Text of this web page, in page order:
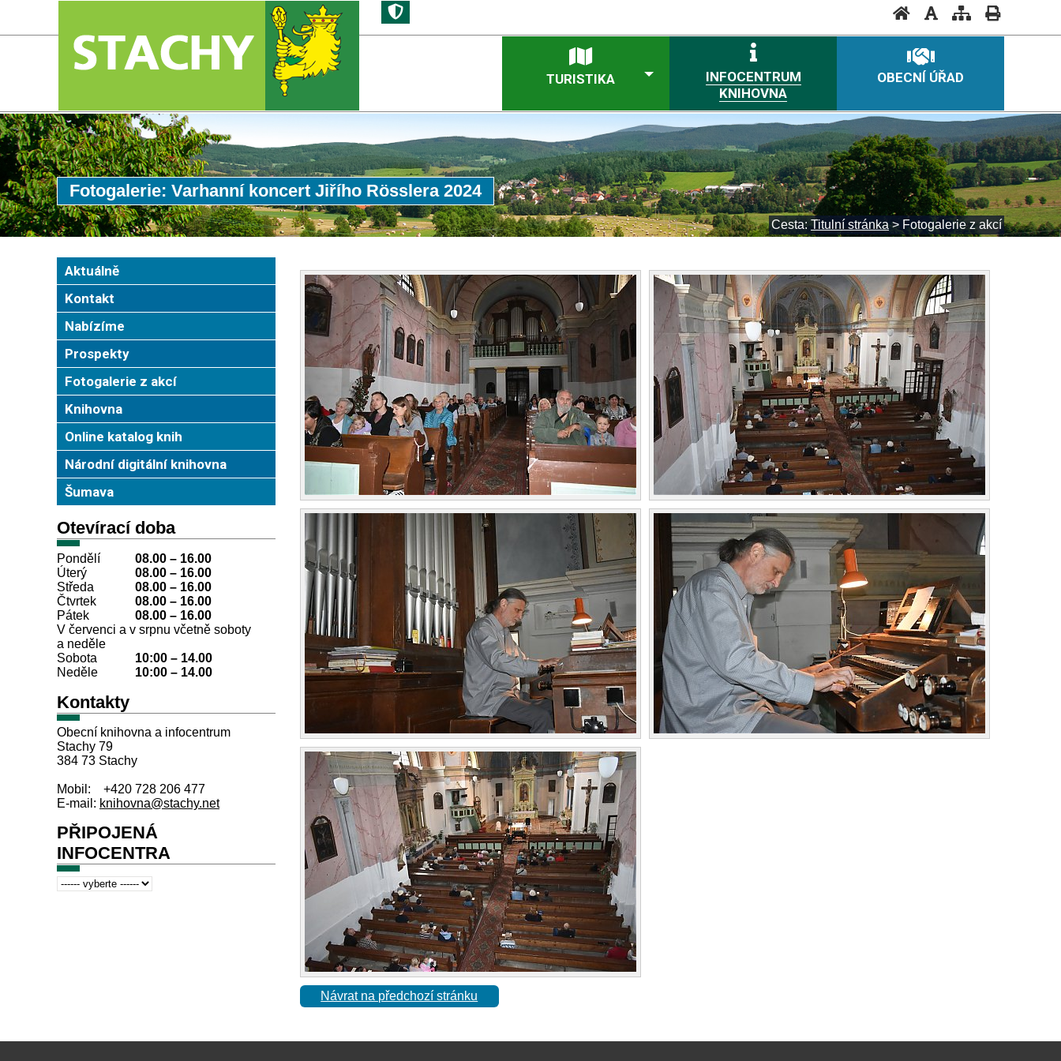
TURISTIKA
INFOCENTRUM
KNIHOVNA
OBECNÍ ÚŘAD
Fotogalerie: Varhanní koncert Jiřího Rösslera 2024
Cesta: Titulní stránka> Fotogalerie z akcí
Aktuálně
Kontakt
Nabízíme
Prospekty
Fotogalerie z akcí
Knihovna
Online katalog knih
Národní digitální knihovna
Šumava
Otevírací doba
Pondělí
08.00 – 16.00
Úterý
08.00 – 16.00
Středa
08.00 – 16.00
Čtvrtek
08.00 – 16.00
Pátek
08.00 – 16.00
V červenci a v srpnu včetně soboty
a neděle
Sobota
10:00 – 14.00
Neděle
10:00 – 14.00
Kontakty
Obecní knihovna a infocentrum
Stachy 79
384 73 Stachy
Mobil: +420 728 206 477
E-mail: knihovna@stachy.net
PŘIPOJENÁ
INFOCENTRA
Návrat na předchozí stránku